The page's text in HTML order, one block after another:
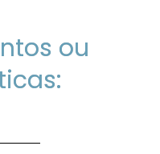
ou